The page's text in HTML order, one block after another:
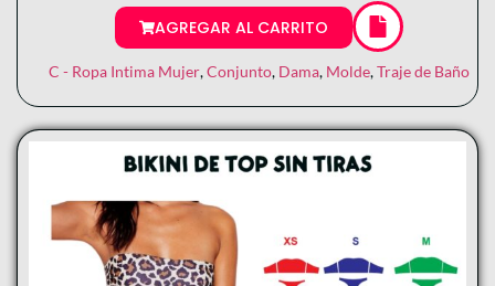
AGREGAR AL CARRITO
C - Ropa Intima Mujer, Conjunto, Dama, Molde, Traje de Baño